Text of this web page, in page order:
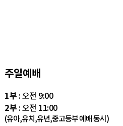
주일예배
1부 : 오전 9:00
2부 : 오전 11:00
(유아,유치,유년,중고등부 예배 동시)